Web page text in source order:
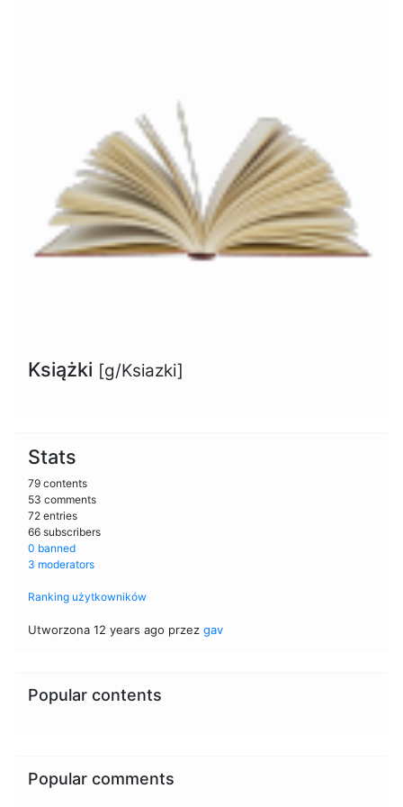
Książki [g/Ksiazki]
Stats
79 contents
53 comments
72 entries
66 subscribers
0 banned
3 moderators
Ranking użytkowników
Utworzona 12 years ago przez gav
Popular contents
Popular comments